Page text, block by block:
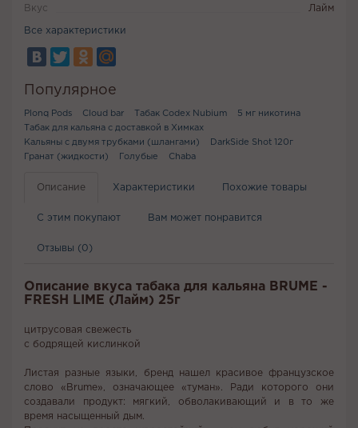
Вкус Лайм
Все характеристики
Популярное
Plonq Pods Cloud bar Табак Codex Nubium
5 мг никотина
Табак для кальяна с доставкой в Химках
Кальяны с двумя трубками (шлангами)
DarkSide Shot 120г
Гранат (жидкости)
Голубые Chaba
Описание Характеристики Похожие товары
С этим покупают Вам может понравится
Отзывы (0)
Описание вкуса табака для кальяна BRUME -
FRESH LIME (Лайм) 25г
цитрусовая свежесть
с бодрящей кислинкой
Листая разные языки, бренд нашел красивое французское
слово «Brume», означающее «туман». Ради которого они
создавали продукт: мягкий, обволакивающий и в то же
время насыщенный дым.